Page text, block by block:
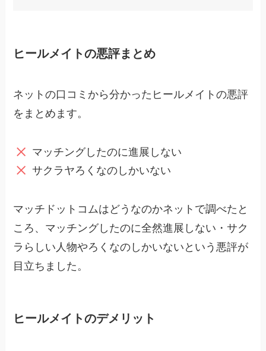
ヒールメイトの悪評まとめ
ネットの口コミから分かったヒールメイトの悪評
をまとめます。
マッチングしたのに進展しない
サクラヤろくなのしかいない
マッチドットコムはどうなのかネットで調べたと
ころ、マッチングしたのに全然進展しない・サク
ラらしい人物やろくなのしかいないという悪評が
目立ちました。
ヒールメイトのデメリット